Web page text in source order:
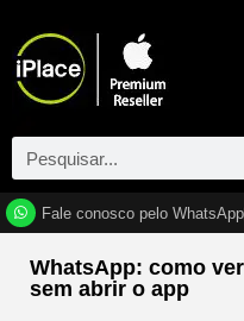
Fale conosco pelo WhatsApp
WhatsApp: como
sem abrir o app